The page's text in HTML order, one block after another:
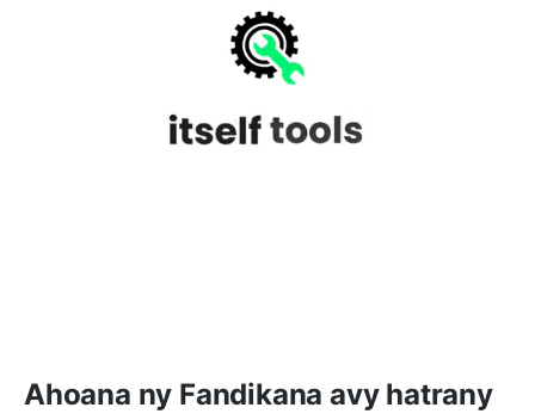
Ahoana ny Fandikana avy hatrany